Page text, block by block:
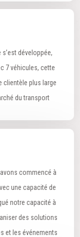
s’est développée,
7 véhicules, cette
clientèle plus large
du transport
commencé à
une capacité de
notre capacité à
des solutions
et les événements